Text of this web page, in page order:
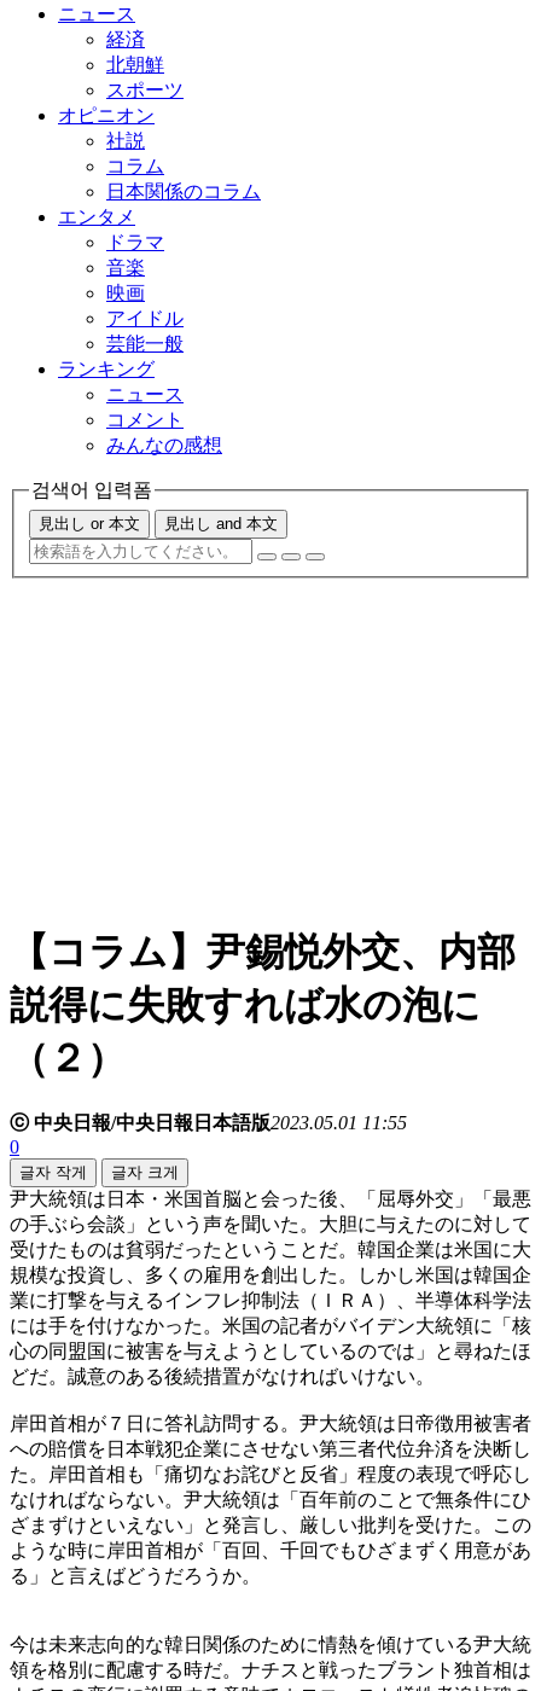
ニュース
経済
北朝鮮
スポーツ
オピニオン
社説
コラム
日本関係のコラム
エンタメ
ドラマ
音楽
映画
アイドル
芸能一般
ランキング
ニュース
コメント
みんなの感想
검색어 입력폼
見出し or 本文 見出し and 本文
【コラム】尹錫悦外交、内部
説得に失敗すれば水の泡に
（２）
ⓒ 中央日報/中央日報日本語版2023.05.01 11:55
0
글자 작게 글자 크게
尹大統領は日本・米国首脳と会った後、「屈辱外交」「最悪
の手ぶら会談」という声を聞いた。大胆に与えたのに対して
受けたものは貧弱だったということだ。韓国企業は米国に大
規模な投資し、多くの雇用を創出した。しかし米国は韓国企
業に打撃を与えるインフレ抑制法（ＩＲＡ）、半導体科学法
には手を付けなかった。米国の記者がバイデン大統領に「核
心の同盟国に被害を与えようとしているのでは」と尋ねたほ
どだ。誠意のある後続措置がなければいけない。
岸田首相が７日に答礼訪問する。尹大統領は日帝徴用被害者
への賠償を日本戦犯企業にさせない第三者代位弁済を決断し
た。岸田首相も「痛切なお詫びと反省」程度の表現で呼応し
なければならない。尹大統領は「百年前のことで無条件にひ
ざまずけといえない」と発言し、厳しい批判を受けた。この
ような時に岸田首相が「百回、千回でもひざまずく用意があ
る」と言えばどうだろうか。
今は未来志向的な韓日関係のために情熱を傾けている尹大統
領を格別に配慮する時だ。ナチスと戦ったブラント独首相は